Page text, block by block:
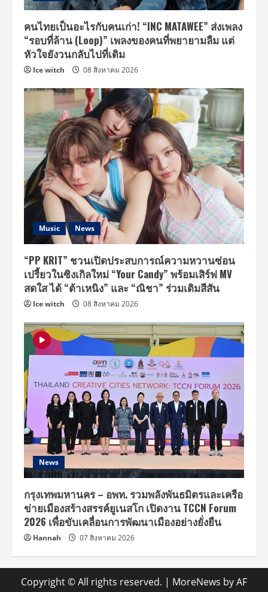
คนไทยเป็นอะไรกับคนเก่า! “INC MATAWEE” ส่งเพลง
“รอบที่ล้าน (Loop)” เพลงของคนที่พยายามลืม แต่
หัวใจยังวนกลับไปที่เดิม
Ice witch 08 สิงหาคม 2026
Music News
“PP KRIT” ชวนเปิดประสบการณ์ความหวานซ่อน
เปรี้ยวในซิงเกิลใหม่ “Your Candy” พร้อมเสิร์ฟ MV
สดใส ได้ “ต้าเหนิง” และ “ณิชา” ร่วมเติมสีสัน
Ice witch 08 สิงหาคม 2026
News
กรุงเทพมหานคร – อพท. รวมพลังพันธมิตรและเครือ
ข่ายเมืองสร้างสรรค์ยูเนสโก เปิดงาน TCCN Forum
2026 เพื่อขับเคลื่อนการพัฒนาเมืองอย่างยั่งยืน
Hannah 07 สิงหาคม 2026
Copyright © All rights reserved. | MoreNews by AF